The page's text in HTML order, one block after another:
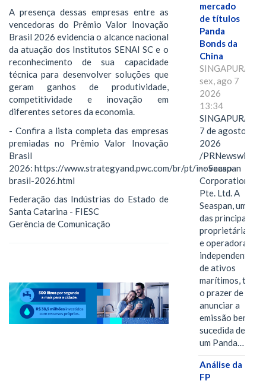
A presença dessas empresas entre as
vencedoras do Prêmio Valor Inovação
Brasil 2026 evidencia o alcance nacional
da atuação dos Institutos SENAI SC e o
reconhecimento de sua capacidade
técnica para desenvolver soluções que
geram ganhos de produtividade,
competitividade e inovação em
diferentes setores da economia.
- Confira a lista completa das empresas
premiadas no Prêmio Valor Inovação
Brasil
2026: https://www.strategyand.pwc.com/br/pt/inovacao-
brasil-2026.html
Federação das Indústrias do Estado de
Santa Catarina - FIESC
Gerência de Comunicação
mercado
de títulos
Panda
Bonds da
China
SINGAPURA,
sex, ago 7
2026
13:34
SINGAPURA,
7 de agosto de
2026
/PRNewswire/
-- Seaspan
Corporation
Pte. Ltd. A
Seaspan, uma
das principais
proprietárias
e operadoras
independentes
de ativos
marítimos, tem
o prazer de
anunciar a
emissão bem-
sucedida de
um Panda…
Análise da
FP